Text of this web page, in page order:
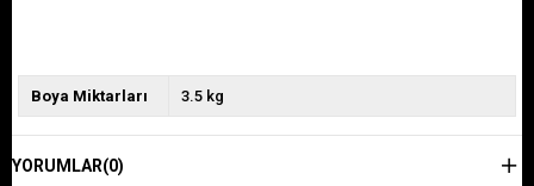
Boya Miktarları 3.5 kg
YORUMLAR(0)